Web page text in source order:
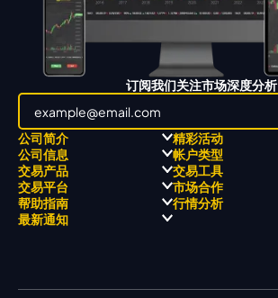
订阅我们关注市场深度分析
公司简介
关于
关于 KCM Group
三大优势
奖项和成就
精彩活动
职业高尔夫 x 飘移队
全球高尔夫锦标赛
公司信息
经营理念
公开信息与风险披露
公司新闻
视频库
帐户类型
ECN 账户
STP 账户
账户比较
交易产品
Forex
贵金属
能源
交易工具
交易平台
MetaTrader 4
MetaTrader 5
市场合作
帮助指南 行情分析
最新通知